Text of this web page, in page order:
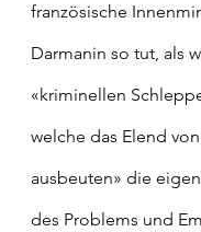
französische
Darmanin so tut, als
«kriminellen
welche das Elend
ausbeuten» die
des Problems und